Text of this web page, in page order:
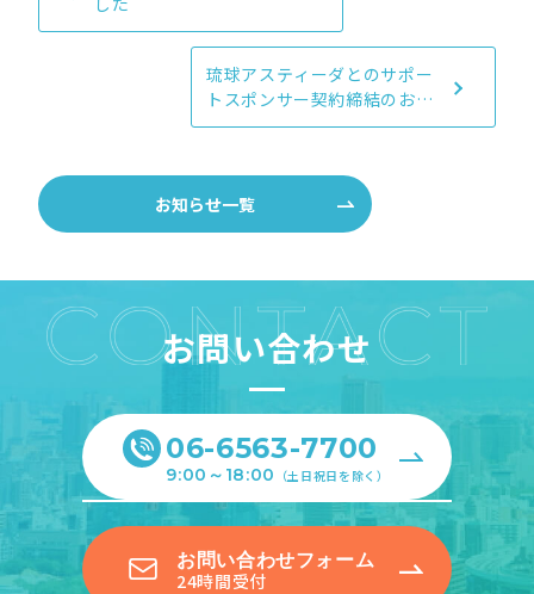
琉球アスティーダとのサポー
トスポンサー契約締結のお知
らせ
お知らせ一覧
お問い合わせ
06-6563-7700
9:00～18:00 （土日祝日を除く）
お問い合わせフォーム
24時間受付